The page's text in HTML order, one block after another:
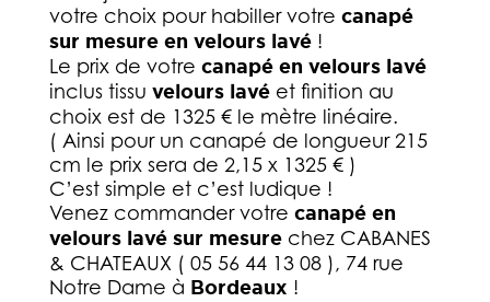
votre choix pour habiller votre canapé
sur mesure en velours lavé!
Le prix de votre canapé en velours lavé
inclus tissu velours lavéet finition au
choix est de 1325 € le mètre linéaire.
( Ainsi pour un canapé de longueur 215
cm le prix sera de 2,15 x 1325 € )
C’est simple et c’est ludique !
Venez commander votre canapé en
velours lavé sur mesurechez CABANES
& CHATEAUX ( 05 56 44 13 08 ), 74 rue
Notre Dame à Bordeaux !